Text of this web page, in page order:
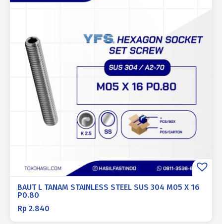
BAUT L TANAM STAINLESS STEEL SUS 304 M05 X 16
P0.80
Rp 2.840